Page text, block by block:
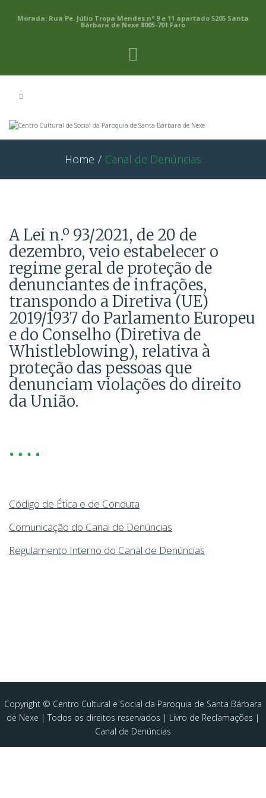
Morada: Rua Pe. Júlio Tropa Mendes nº 9 e 11 apartado 5205 Santa
Bárbara de Nexe 8005-701 Faro
Home / Canal de Denúncias
A Lei n.º 93/2021, de 20 de
dezembro, veio estabelecer o
regime geral de proteção de
denunciantes de infrações,
transpondo a Diretiva (UE)
2019/1937 do Parlamento Europeu
e do Conselho (Diretiva de
Whistleblowing), relativa à
proteção das pessoas que
denunciam violações do direito
da União.
Código de Ética e de Conduta
Comunicação do Canal de Denúncias
Regulamento Interno do Canal de Denúncias
Copyright © Centro Cultural e Social da Paroquia de Santa Bárbara
de Nexe | Todos os direitos reservados | Livro de Reclamações |
Canal de Denúncias